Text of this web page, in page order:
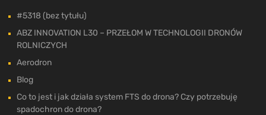
#5318 (bez tytułu)
ABZ INNOVATION L30 – PRZEŁOM W TECHNOLOGII DRONÓW
ROLNICZYCH
Aerodron
Blog
Co to jest i jak działa system FTS do drona? Czy potrzebuję
spadochron do drona?